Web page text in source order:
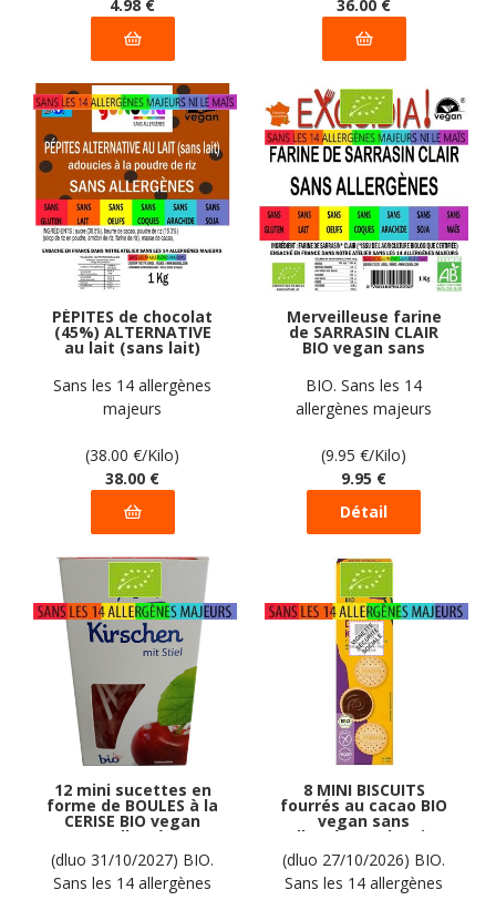
4.98 €
36.00 €
PÉPITES de chocolat
(45%) ALTERNATIVE
au lait (sans lait)
vegan sans
allergènes Gustodia :
1 kg
Sans les 14 allergènes
majeurs
(38.00 €/Kilo)
38.00 €
Merveilleuse farine
de SARRASIN CLAIR
BIO vegan sans
allergènes sans maïs
Exquidia : 1 Kg
BIO. Sans les 14
allergènes majeurs
(9.95 €/Kilo)
9.95 €
12 mini sucettes en
forme de BOULES à la
CERISE BIO vegan
sans allergènes
Biovita : 50 grammes
(dluo 31/10/2027) BIO.
Sans les 14 allergènes
8 MINI BISCUITS
fourrés au cacao BIO
vegan sans
allergènes Alnavit :
125 grammes
(dluo 27/10/2026) BIO.
Sans les 14 allergènes